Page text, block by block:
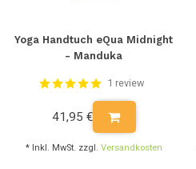
Yoga Handtuch eQua Midnight
- Manduka
1 review
41,95 €
* Inkl. MwSt. zzgl. Versandkosten